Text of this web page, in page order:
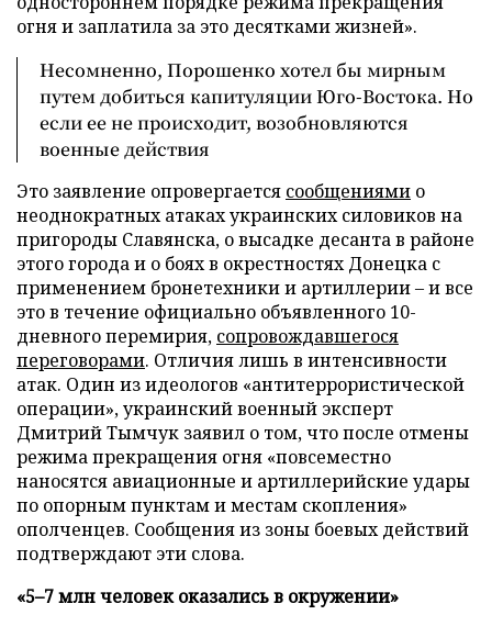
огня и заплатила за это десятками жизней».
Несомненно, Порошенко хотел бы мирным
путем добиться капитуляции Юго-Востока. Но
если ее не происходит, возобновляются
военные действия
Это заявление опровергается сообщениями о
неоднократных атаках украинских силовиков на
пригороды Славянска, о высадке десанта в районе
этого города и о боях в окрестностях Донецка с
применением бронетехники и артиллерии – и все
это в течение официально объявленного 10-
дневного перемирия, сопровождавшегося
переговорами. Отличия лишь в интенсивности
атак. Один из идеологов «антитеррористической
операции», украинский военный эксперт
Дмитрий Тымчук заявил о том, что после отмены
режима прекращения огня «повсеместно
наносятся авиационные и артиллерийские удары
по опорным пунктам и местам скопления»
ополченцев. Сообщения из зоны боевых действий
подтверждают эти слова.
«5–7 млн человек оказались в окружении»